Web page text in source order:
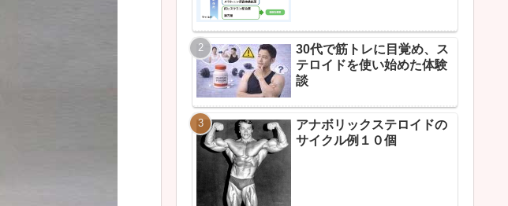
30代で筋トレに目覚め、ス
テロイドを使い始めた体験
談
アナボリックステロイドの
サイクル例１０個